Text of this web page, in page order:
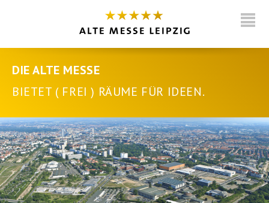
DIE ALTE MESSE
BIETET ( FREI ) RÄUME FÜR IDEEN.